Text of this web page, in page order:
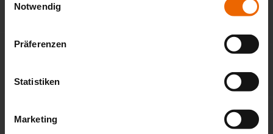
Notwendig
Präferenzen
Statistiken
Marketing
Insektenschutz
Ich möchte einen Termin vereinbaren, bitte nehmen Sie